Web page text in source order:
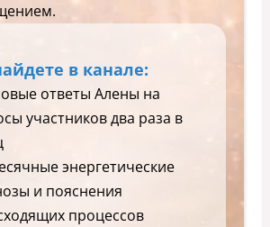
в канале:
ответы Алены на
участников два раза в
энергетические
и пояснения
процессов